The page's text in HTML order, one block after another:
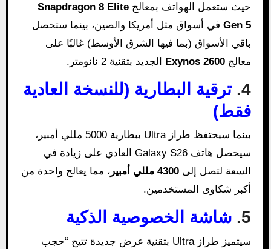
حيث ستعمل الهواتف بمعالج Snapdragon 8 Elite
Gen 5في أسواق مثل أمريكا والصين، بينما ستحصل
باقي الأسواق (بما فيها الشرق الأوسط) غالبًا على
معالج Exynos 2600 الجديد بتقنية 2 نانومتر.
4. ترقية البطارية (للنسخة العادية
فقط)
بينما سيحتفظ طراز Ultra ببطارية 5000 مللي أمبير،
سيحصل هاتف Galaxy S26 العادي على زيادة في
السعة لتصل إلى 4300 مللي أمبير
، مما يعالج واحدة من
أكبر شكاوى المستخدمين.
5. شاشة الخصوصية الذكية
سيتميز طراز Ultra بتقنية عرض جديدة تتيح “حجب